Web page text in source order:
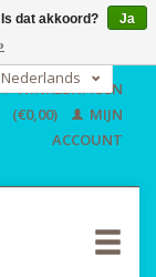
Nederlands
English
WINKELWAGEN
(€0,00)
MIJN
ACCOUNT
dat akkoord?
Ja